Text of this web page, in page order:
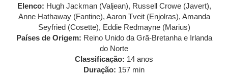
Elenco: Hugh Jackman (Valjean), Russell Crowe (Javert),
Anne Hathaway (Fantine), Aaron Tveit (Enjolras), Amanda
Seyfried (Cosette), Eddie Redmayne (Marius)
Países de Origem: Reino Unido da Grã-Bretanha e Irlanda
do Norte
Classificação: 14 anos
Duração: 157 min